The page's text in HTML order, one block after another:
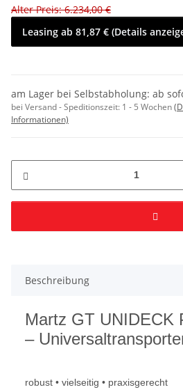
Alter Preis: 6.234,00 €
Leasing ab 81,87 € (Details
am Lager bei Selbstabholung: ab
bei Versand - Speditionszeit: 1 - 5 Wochen
Informationen)
Beschreibung
Martz GT UNIDECK
–
robust • vielseitig • praxisgerecht